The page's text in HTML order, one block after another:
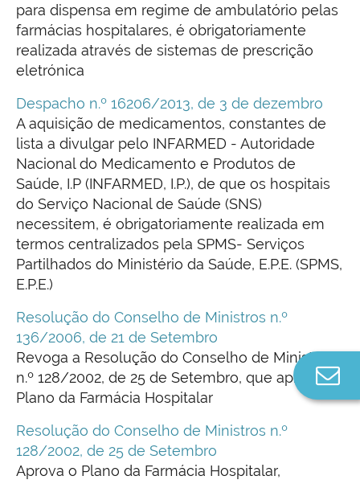
para dispensa em regime de ambulatório pelas
farmácias hospitalares, é obrigatoriamente
realizada através de sistemas de prescrição
eletrónica
Despacho n.º 16206/2013, de 3 de dezembro
A aquisição de medicamentos, constantes de
lista a divulgar pelo INFARMED - Autoridade
Nacional do Medicamento e Produtos de
Saúde, I.P (INFARMED, I.P.), de que os hospitais
do Serviço Nacional de Saúde (SNS)
necessitem, é obrigatoriamente realizada em
termos centralizados pela SPMS- Serviços
Partilhados do Ministério da Saúde, E.P.E. (SPMS,
E.P.E.)
Resolução do Conselho de Ministros n.º
136/2006, de 21 de Setembro
Revoga a Resolução do Conselho de Ministros
n.º 128/2002, de 25 de Setembro, que aprova o
Plano da Farmácia Hospitalar
Resolução do Conselho de Ministros n.º
128/2002, de 25 de Setembro
Aprova o Plano da Farmácia Hospitalar,